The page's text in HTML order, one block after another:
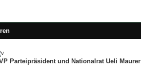
Parteipräsident und Nationalrat Ueli Maurer